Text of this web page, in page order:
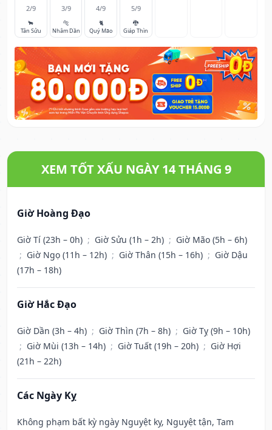
2/9
🐂
Tân Sửu
3/9
🐅
Nhâm Dần
4/9
🐈
Quý Mão
5/9
🐉
Giáp Thìn
XEM TỐT XẤU NGÀY 14 THÁNG 9
Giờ Hoàng Đạo
Giờ Tí (23h – 0h) ; Giờ Sửu (1h – 2h) ; Giờ Mão (5h – 6h)
; Giờ Ngọ (11h – 12h) ; Giờ Thân (15h – 16h) ; Giờ Dậu
(17h – 18h)
Giờ Hắc Đạo
Giờ Dần (3h – 4h) ; Giờ Thìn (7h – 8h) ; Giờ Tỵ (9h – 10h)
; Giờ Mùi (13h – 14h) ; Giờ Tuất (19h – 20h) ; Giờ Hợi
(21h – 22h)
Các Ngày Kỵ
Không phạm bất kỳ ngày Nguyệt kỵ, Nguyệt tận, Tam